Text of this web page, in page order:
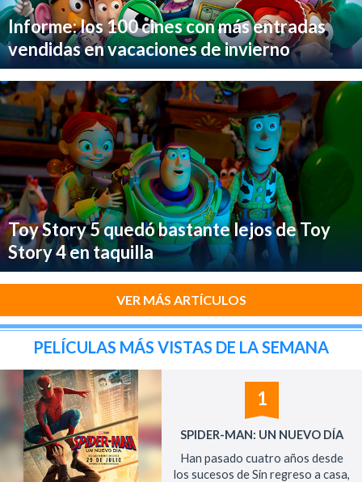
Informe: los 100 cines con más entradas
vendidas en vacaciones de invierno
Toy Story 5 quedó bastante lejos de Toy
Story 4 en taquilla
VER MÁS ARTÍCULOS
PELÍCULAS MÁS VISTAS DE LA SEMANA
1
SPIDER-MAN: UN NUEVO DÍA
Han pasado cuatro años desde
los sucesos de Sin regreso a casa,